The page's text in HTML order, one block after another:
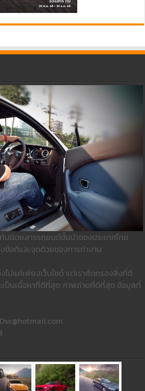
นิตยสารรถยนต์ชั้นนำของประเทศไทย
ข้อดีและจุดด้วยของการทำงาน
ม่แค่เพียงเว็บไซต์ แต่เราคัดกรองสิ่งที่ดี
เป็นเนื้อหาที่ดีที่สุด ภาพถ่ายที่ดีที่สุด ข้อมูลที่